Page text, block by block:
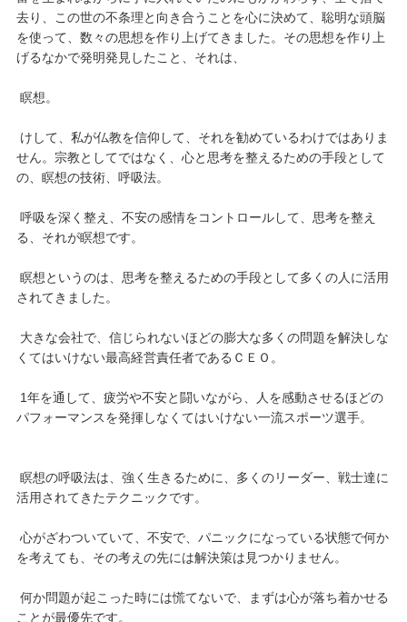
去り、この世の不条理と向き合うことを心に決めて、聡明な頭脳
を使って、数々の思想を作り上げてきました。その思想を作り上
げるなかで発明発見したこと、それは、
瞑想。
けして、私が仏教を信仰して、それを勧めているわけではありま
せん。宗教としてではなく、心と思考を整えるための手段として
の、瞑想の技術、呼吸法。
呼吸を深く整え、不安の感情をコントロールして、思考を整え
る、それが瞑想です。
瞑想というのは、思考を整えるための手段として多くの人に活用
されてきました。
大きな会社で、信じられないほどの膨大な多くの問題を解決しな
くてはいけない最高経営責任者であるＣＥＯ。
1年を通して、疲労や不安と闘いながら、人を感動させるほどの
パフォーマンスを発揮しなくてはいけない一流スポーツ選手。
瞑想の呼吸法は、強く生きるために、多くのリーダー、戦士達に
活用されてきたテクニックです。
心がざわついていて、不安で、パニックになっている状態で何か
を考えても、その考えの先には解決策は見つかりません。
何か問題が起こった時には慌てないで、まずは心が落ち着かせる
ことが最優先です。